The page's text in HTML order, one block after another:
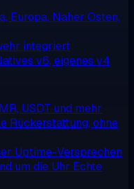
Europa, Naher Osten,
integriert
v6, eigenes v4
USDT und mehr
Rückerstattung, ohne
Uptime-Versprechen
um die Uhr Echte